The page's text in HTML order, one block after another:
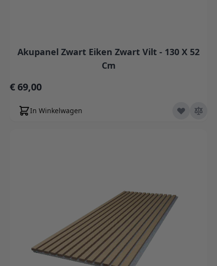
Akupanel Zwart Eiken Zwart Vilt - 130 X 52
Cm
€ 69,00
In Winkelwagen